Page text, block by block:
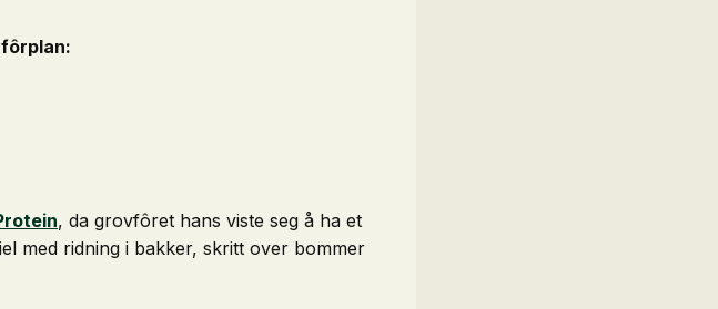
, da grovfôret hans viste seg å ha et
med ridning i bakker, skritt over bommer